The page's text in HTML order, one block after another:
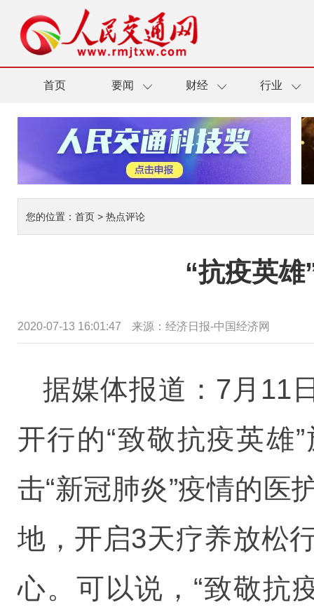
首页 要闻 财经 行业
您的位置： 首页 > 热点评论
“抗疫英
2020-07-13 16:01:47 来源：经济日报-中国经济网
据媒体报道：7月11
开行的“致敬抗疫英雄
击“新冠肺炎”疫情的医
地，开启3天疗养放松
心。可以说，“致敬抗